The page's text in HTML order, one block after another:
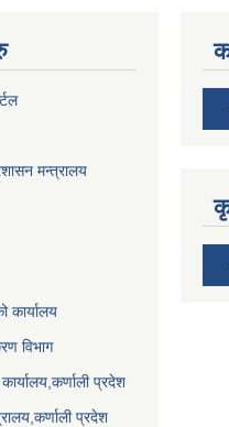
मन्त्रालय
कार्यालय
विभाग
प्रदेश
प्रदेश